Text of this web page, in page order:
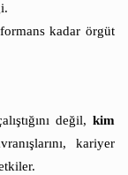
kadar örgüt
değil, kim
kariyer